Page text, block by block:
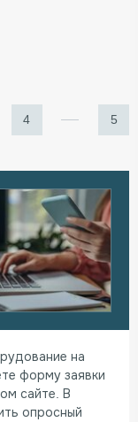
на
форму заявки
сайте. В
опросный